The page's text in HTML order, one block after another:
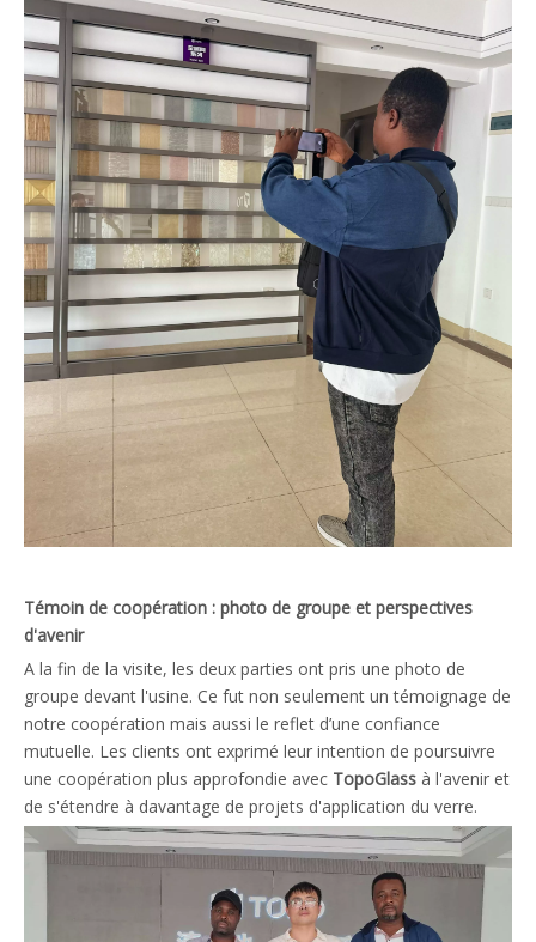
Témoin de coopération : photo de groupe et perspectives
d'avenir
A la fin de la visite, les deux parties ont pris une photo de
groupe devant l'usine. Ce fut non seulement un témoignage de
notre coopération mais aussi le reflet d’une confiance
mutuelle. Les clients ont exprimé leur intention de poursuivre
une coopération plus approfondie avec TopoGlass à l'avenir et
de s'étendre à davantage de projets d'application du verre.